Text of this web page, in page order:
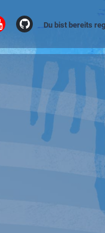
Du bist bereits